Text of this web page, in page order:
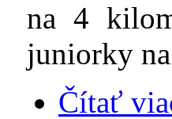
na 4
juniorky
Čítať